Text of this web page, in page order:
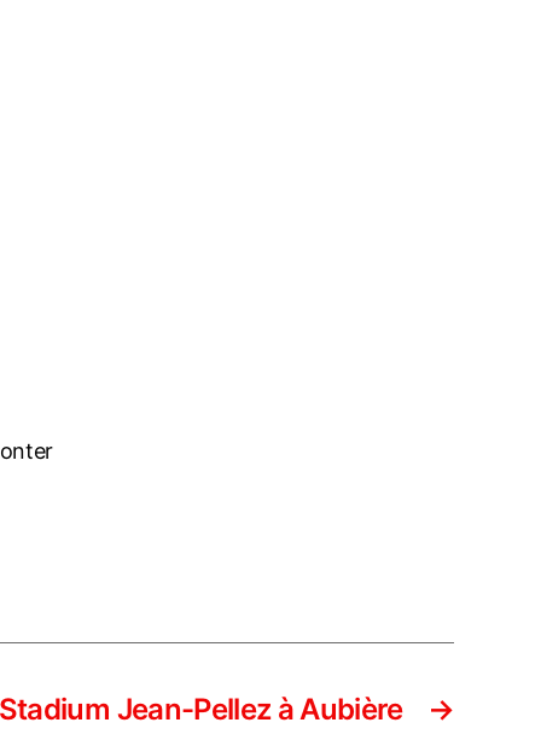
→
Jean-Pellez à Aubière